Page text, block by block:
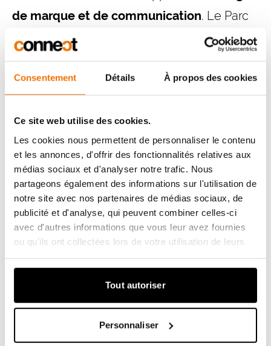
Consentement Détails À propos des cookies
Ce site web utilise des cookies.
Les cookies nous permettent de personnaliser le contenu
et les annonces, d'offrir des fonctionnalités relatives aux
médias sociaux et d'analyser notre trafic. Nous
partageons également des informations sur l'utilisation de
notre site avec nos partenaires de médias sociaux, de
publicité et d'analyse, qui peuvent combiner celles-ci
avec d'autres informations que vous leur avez fournies
ou qu'ils ont collectées lors de votre utilisation de leurs
Tout autoriser
Personnaliser
de marque et de communication. Le Parc
national de Bosland s’est ainsi doté d’un
cadre solide et reconnaissable qui offre un
repère aux partenaires et positionne
clairement le parc au sein du paysage
flamand et international des parcs
nationaux. Cette personnalité de marque se
traduit en une nouvelle identité
visuelledémontrant le caractère naturel,
intemporel, serein et pur de Bosland. Le
logo, la charte graphique et les directives
visuelles renforcent le message central et
garantissent une application reconnaissable
et cohérente de la marque du Parc national
de Bosland, en ligne, dans la
communication et sur le terrain.